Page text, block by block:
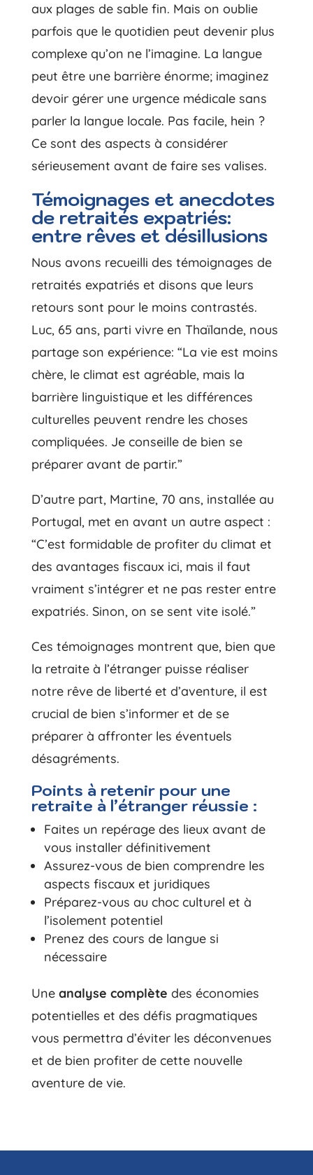
aux plages de sable fin. Mais on oublie
parfois que le quotidien peut devenir plus
complexe qu’on ne l’imagine. La langue
peut être une barrière énorme; imaginez
devoir gérer une urgence médicale sans
parler la langue locale. Pas facile, hein ?
Ce sont des aspects à considérer
sérieusement avant de faire ses valises.
Témoignages et anecdotes
de retraités expatriés:
entre rêves et désillusions
Nous avons recueilli des témoignages de
retraités expatriés et disons que leurs
retours sont pour le moins contrastés.
Luc, 65 ans, parti vivre en Thaïlande, nous
partage son expérience: “La vie est moins
chère, le climat est agréable, mais la
barrière linguistique et les différences
culturelles peuvent rendre les choses
compliquées. Je conseille de bien se
préparer avant de partir.”
D’autre part, Martine, 70 ans, installée au
Portugal, met en avant un autre aspect :
“C’est formidable de profiter du climat et
des avantages fiscaux ici, mais il faut
vraiment s’intégrer et ne pas rester entre
expatriés. Sinon, on se sent vite isolé.”
Ces témoignages montrent que, bien que
la retraite à l’étranger puisse réaliser
notre rêve de liberté et d’aventure, il est
crucial de bien s’informer et de se
préparer à affronter les éventuels
désagréments.
Points à retenir pour une
retraite à l’étranger réussie :
Faites un repérage des lieux avant de
vous installer définitivement
Assurez-vous de bien comprendre les
aspects fiscaux et juridiques
Préparez-vous au choc culturel et à
l’isolement potentiel
Prenez des cours de langue si
nécessaire
Une analyse complète des économies
potentielles et des défis pragmatiques
vous permettra d’éviter les déconvenues
et de bien profiter de cette nouvelle
aventure de vie.